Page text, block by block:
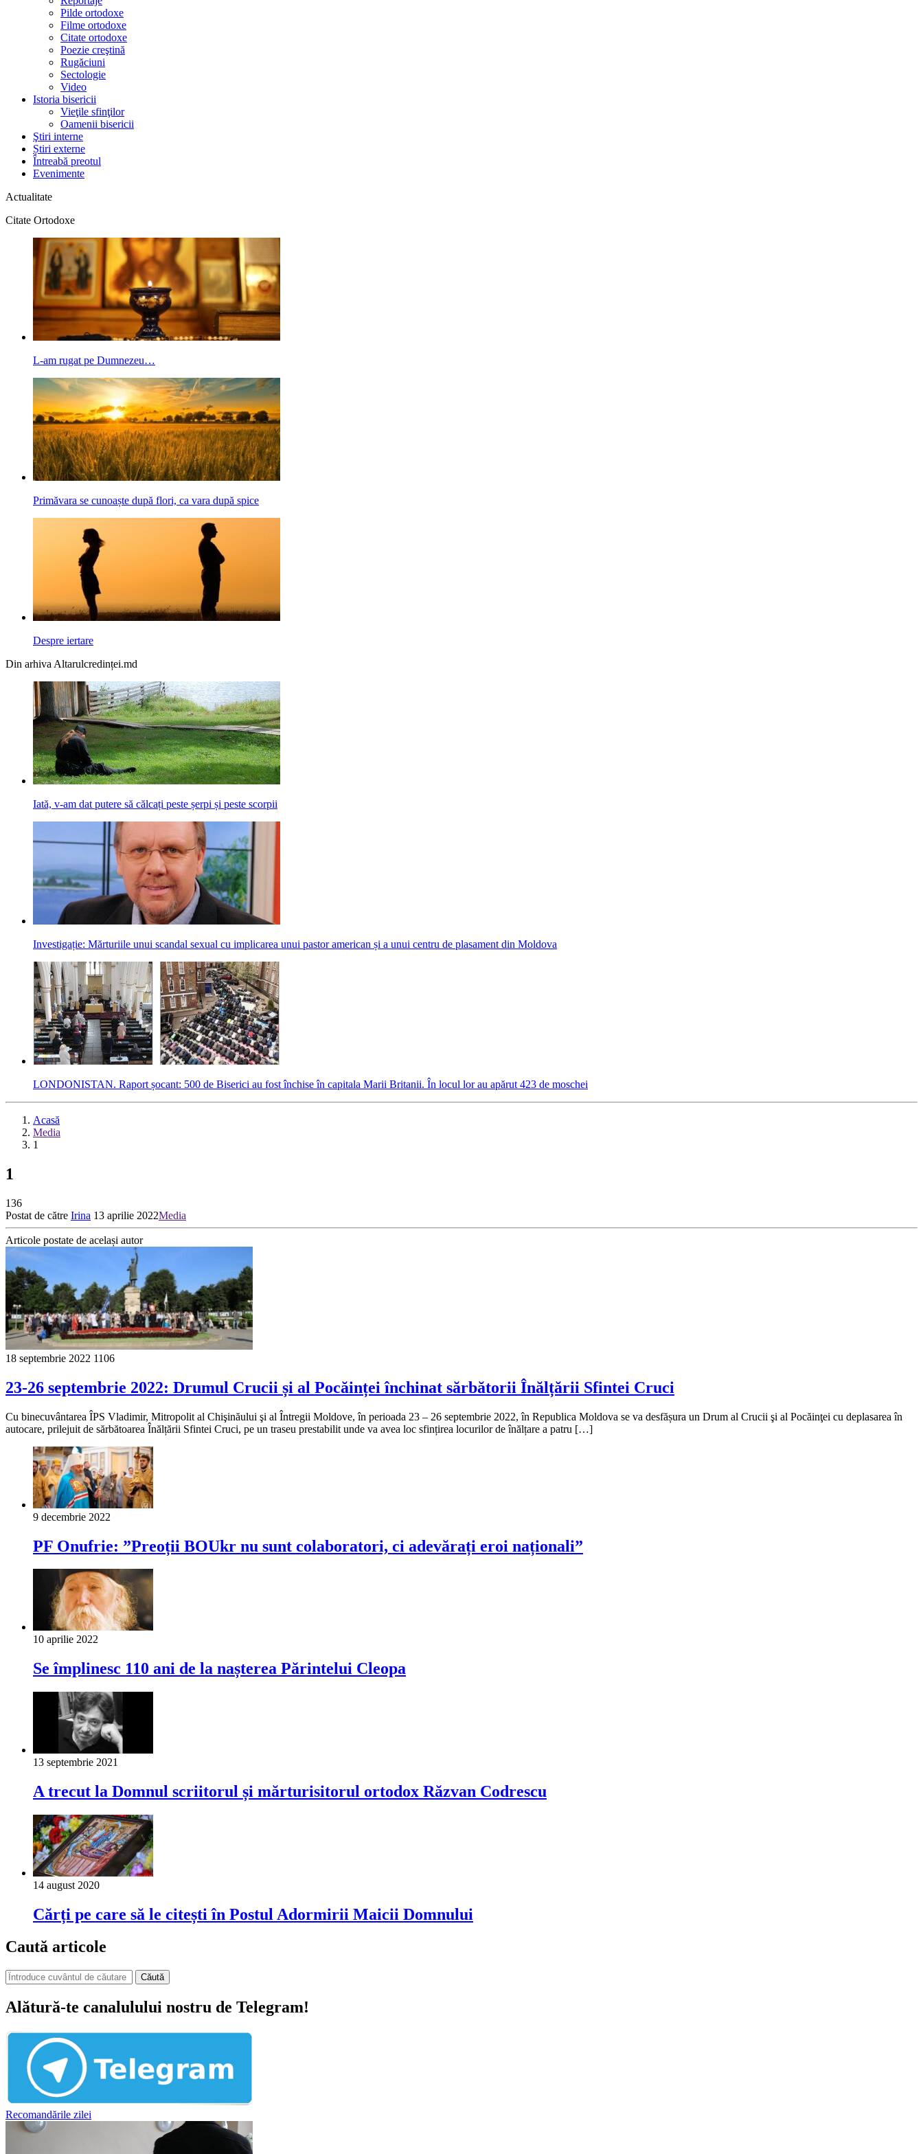
Pilde ortodoxe
Filme ortodoxe
Citate ortodoxe
Poezie creştină
Rugăciuni
Sectologie
Video
Istoria bisericii
Vieţile sfinţilor
Oamenii bisericii
Ştiri interne
Știri externe
Întreabă preotul
Evenimente
Actualitate
Citate Ortodoxe
L-am rugat pe Dumnezeu…
Primăvara se cunoaște după flori, ca vara după spice
Despre iertare
Din arhiva Altarulcredinței.md
Iată, v-am dat putere să călcați peste șerpi și peste scorpii
Investigație: Mărturiile unui scandal sexual cu implicarea unui pastor american și a unui centru de plasament din Moldova
LONDONISTAN. Raport șocant: 500 de Biserici au fost închise în capitala Marii Britanii. În locul lor au apărut 423 de moschei
Acasă
Media
1
1
136
Postat de către Irina 13 aprilie 2022Media
Articole postate de același autor
18 septembrie 2022 1106
23-26 septembrie 2022: Drumul Crucii și al Pocăinței închinat sărbătorii Înălțării Sfintei Cruci
Cu binecuvântarea ÎPS Vladimir, Mitropolit al Chişinăului şi al Întregii Moldove, în perioada 23 – 26 septembrie 2022, în Republica Moldova se va desfășura un Drum al Crucii şi al Pocăinţei cu deplasarea în
autocare, prilejuit de sărbătoarea Înălțării Sfintei Cruci, pe un traseu prestabilit unde va avea loc sfințirea locurilor de înălțare a patru […]
9 decembrie 2022
PF Onufrie: ”Preoții BOUkr nu sunt colaboratori, ci adevărați eroi naționali”
10 aprilie 2022
Se împlinesc 110 ani de la nașterea Părintelui Cleopa
13 septembrie 2021
A trecut la Domnul scriitorul și mărturisitorul ortodox Răzvan Codrescu
14 august 2020
Cărți pe care să le citești în Postul Adormirii Maicii Domnului
Caută articole
Căută
Alătură-te canalulului nostru de Telegram!
Recomandările zilei